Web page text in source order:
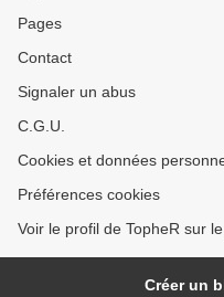
Pages
Contact
Signaler un abus
C.G.U.
Cookies et données
Préférences cookies
Voir le profil de TopheR sur
Créer un